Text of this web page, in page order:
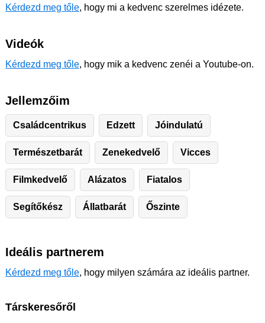
Kérdezd meg tőle, hogy mi a kedvenc szerelmes idézete.
Videók
Kérdezd meg tőle, hogy mik a kedvenc zenéi a Youtube-on.
Jellemzőim
Családcentrikus Edzett Jóindulatú
Természetbarát Zenekedvelő Vicces
Filmkedvelő Alázatos Fiatalos
Segítőkész Állatbarát Őszinte
Ideális partnerem
Kérdezd meg tőle, hogy milyen számára az ideális partner.
Társkeresőről